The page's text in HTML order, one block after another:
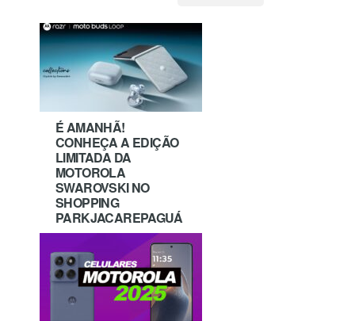
É AMANHÃ!
CONHEÇA A EDIÇÃO
LIMITADA DA
MOTOROLA
SWAROVSKI NO
SHOPPING
PARKJACAREPAGUÁ